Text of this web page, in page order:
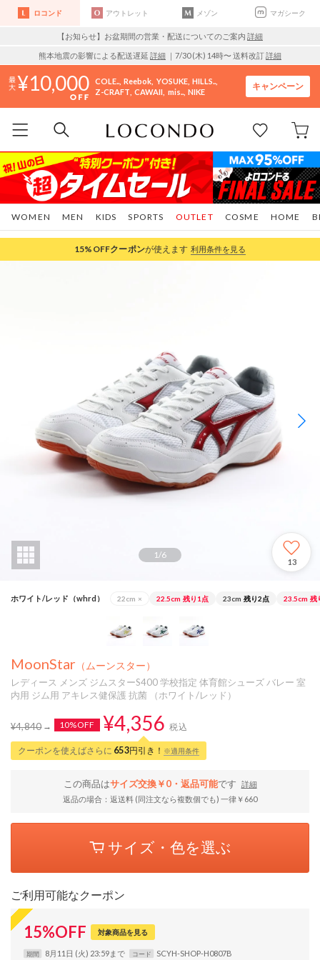
ロコンド アウトレット メゾン マガシーク
【お知らせ】お盆期間の営業・配送についてのご案内 詳細
熊本地震の影響による配送遅延 詳細 ｜7/30 (木) 14時〜 送料改訂詳細
10,000 COLE.. Reebok YOSUKE HILLS..
Z-CRAFT CAWAII mis.. NIKE
キャンペーン
WOMEN MEN KIDS SPORTS COSME HOME
OUTLET
15%OFFクーポンが使えます 利用条件を見る
1/6
13
ホワイト/レッド（whrd） 22cm × 22.5cm 残り1点 23cm 残り2点 23.5cm 残
MoonStar （ムーンスター）
レディース メンズ ジムスターS400 学校指定 体育館シューズ バレー 室
内用 ジム用 アキレス健保護 抗菌 （ホワイト/レッド）
¥4,840 10%OFF ¥4,356 税込
クーポンを使えばさらに 653円引き！ ※適用条件
この商品はサイズ交換￥0・返品可能です
詳細
返品の場合：返送料 (同注文なら複数個でも) 一律￥660
サイズ・色を選ぶ
ご利用可能なクーポン
15%OFF 対象商品を見る
期間 8月11日 (火) 23:59まで コード SCYH-SHOP-H0807B